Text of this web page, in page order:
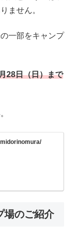
ません。
一部をキャンプ
28日（日）まで
場のご紹介